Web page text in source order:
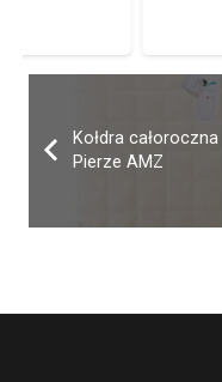
Kołdra całoroczna
Pierze AMZ